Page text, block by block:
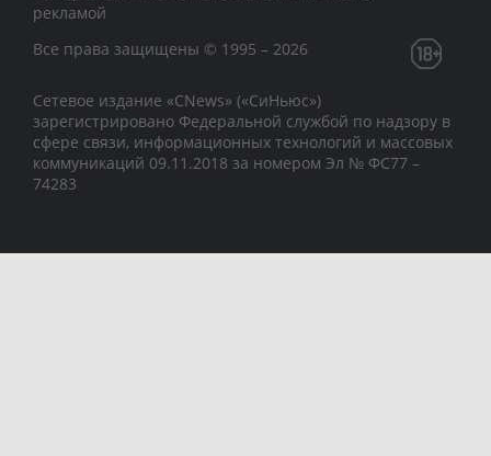
рекламой
Все права защищены © 1995 – 2026
Сетевое издание «CNews» («СиНьюс»)
зарегистрировано Федеральной службой по надзору в
сфере связи, информационных технологий и массовых
коммуникаций 09.11.2018 за номером Эл № ФС77 –
74283